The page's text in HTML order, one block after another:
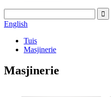
English
Tuis
Masjinerie
Masjinerie